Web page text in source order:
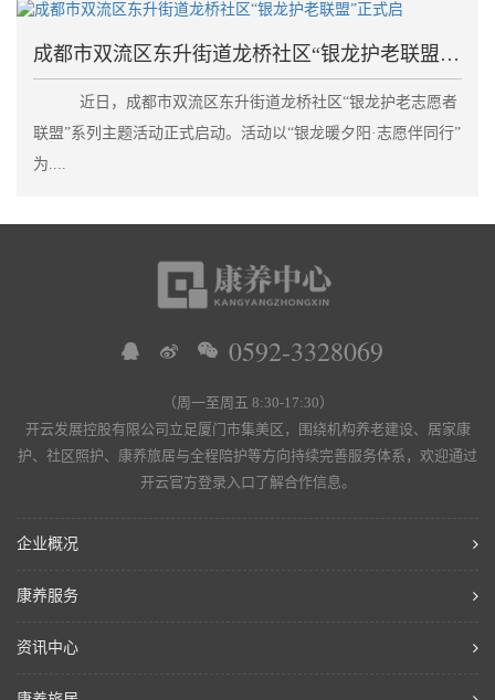
成都市双流区东升街道龙桥社区“银龙护老联盟”正式启
近日，成都市双流区东升街道龙桥社区“银龙护老志愿者
联盟”系列主题活动正式启动。活动以“银龙暖夕阳·志愿伴同行”
为....
0592-3328069
（周一至周五 8:30-17:30）
开云发展控股有限公司立足厦门市集美区，围绕机构养老建设、居家康
护、社区照护、康养旅居与全程陪护等方向持续完善服务体系，欢迎通过
开云官方登录入口了解合作信息。
企业概况
康养服务
资讯中心